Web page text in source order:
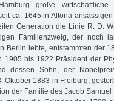
große wirtschaftliche
ca. 1645 in Altona
Generation die Linie R. D.
Familienzweig, der noch
Berlin lebte, entstammten der
1905 bis 1922 Präsident der
dessen Sohn, der
Oktober 1883 in Freiburg,
der Familie des Jacob